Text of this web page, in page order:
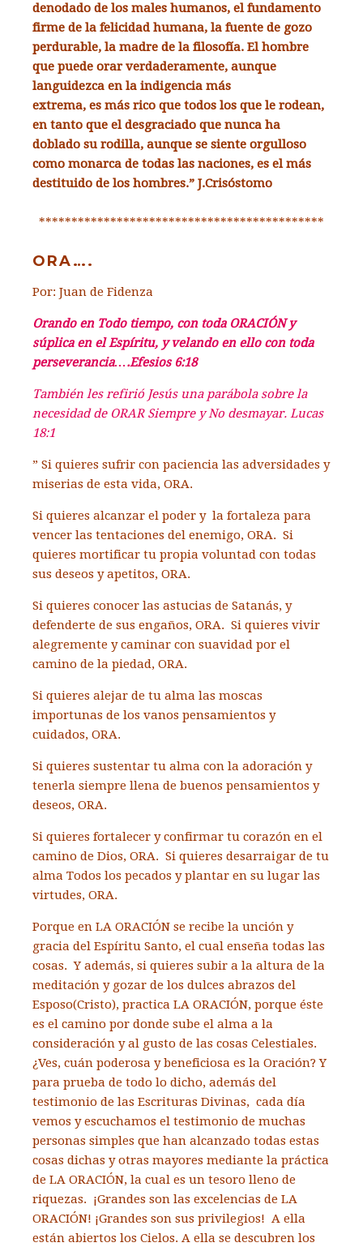
denodado de los males humanos, el fundamento
firme de la felicidad humana, la fuente de gozo
perdurable, la madre de la filosofía. El hombre
que puede orar verdaderamente, aunque
languidezca en la indigencia más
extrema, es más rico que todos los que le rodean,
en tanto que el desgraciado que nunca ha
doblado su rodilla, aunque se siente orgulloso
como monarca de todas las naciones, es el más
destituido de los hombres.” J.Crisóstomo
********************************************
ORA….
Por: Juan de Fidenza
Orando en Todo tiempo, con toda ORACIÓN y
súplica en el Espíritu, y velando en ello con toda
perseverancia….Efesios 6:18
También les refirió Jesús una parábola sobre la
necesidad de ORAR Siempre y No desmayar. Lucas
18:1
” Si quieres sufrir con paciencia las adversidades y
miserias de esta vida, ORA.
Si quieres alcanzar el poder y la fortaleza para
vencer las tentaciones del enemigo, ORA. Si
quieres mortificar tu propia voluntad con todas
sus deseos y apetitos, ORA.
Si quieres conocer las astucias de Satanás, y
defenderte de sus engaños, ORA. Si quieres vivir
alegremente y caminar con suavidad por el
camino de la piedad, ORA.
Si quieres alejar de tu alma las moscas
importunas de los vanos pensamientos y
cuidados, ORA.
Si quieres sustentar tu alma con la adoración y
tenerla siempre llena de buenos pensamientos y
deseos, ORA.
Si quieres fortalecer y confirmar tu corazón en el
camino de Dios, ORA. Si quieres desarraigar de tu
alma Todos los pecados y plantar en su lugar las
virtudes, ORA.
Porque en LA ORACIÓN se recibe la unción y
gracia del Espíritu Santo, el cual enseña todas las
cosas. Y además, si quieres subir a la altura de la
meditación y gozar de los dulces abrazos del
Esposo(Cristo), practica LA ORACIÓN, porque éste
es el camino por donde sube el alma a la
consideración y al gusto de las cosas Celestiales.
¿Ves, cuán poderosa y beneficiosa es la Oración? Y
para prueba de todo lo dicho, además del
testimonio de las Escrituras Divinas, cada día
vemos y escuchamos el testimonio de muchas
personas simples que han alcanzado todas estas
cosas dichas y otras mayores mediante la práctica
de LA ORACIÓN, la cual es un tesoro lleno de
riquezas. ¡Grandes son las excelencias de LA
ORACIÓN! ¡Grandes son sus privilegios! A ella
están abiertos los Cielos. A ella se descubren los